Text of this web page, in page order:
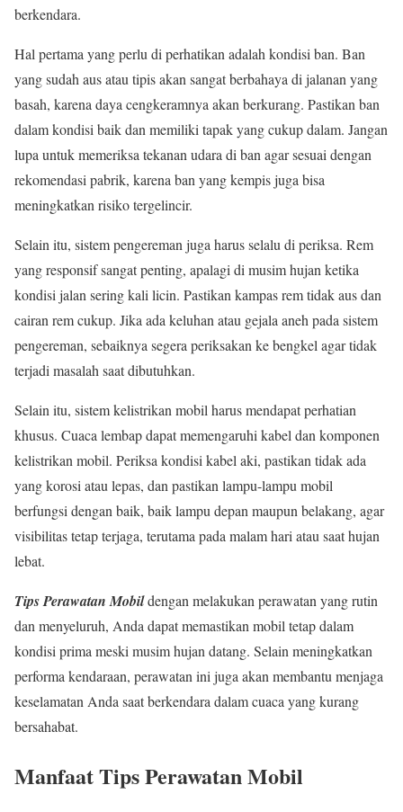
berkendara.
Hal pertama yang perlu di perhatikan adalah kondisi ban. Ban
yang sudah aus atau tipis akan sangat berbahaya di jalanan yang
basah, karena daya cengkeramnya akan berkurang. Pastikan ban
dalam kondisi baik dan memiliki tapak yang cukup dalam. Jangan
lupa untuk memeriksa tekanan udara di ban agar sesuai dengan
rekomendasi pabrik, karena ban yang kempis juga bisa
meningkatkan risiko tergelincir.
Selain itu, sistem pengereman juga harus selalu di periksa. Rem
yang responsif sangat penting, apalagi di musim hujan ketika
kondisi jalan sering kali licin. Pastikan kampas rem tidak aus dan
cairan rem cukup. Jika ada keluhan atau gejala aneh pada sistem
pengereman, sebaiknya segera periksakan ke bengkel agar tidak
terjadi masalah saat dibutuhkan.
Selain itu, sistem kelistrikan mobil harus mendapat perhatian
khusus. Cuaca lembap dapat memengaruhi kabel dan komponen
kelistrikan mobil. Periksa kondisi kabel aki, pastikan tidak ada
yang korosi atau lepas, dan pastikan lampu-lampu mobil
berfungsi dengan baik, baik lampu depan maupun belakang, agar
visibilitas tetap terjaga, terutama pada malam hari atau saat hujan
lebat.
Tips Perawatan Mobildengan melakukan perawatan yang rutin
dan menyeluruh, Anda dapat memastikan mobil tetap dalam
kondisi prima meski musim hujan datang. Selain meningkatkan
performa kendaraan, perawatan ini juga akan membantu menjaga
keselamatan Anda saat berkendara dalam cuaca yang kurang
bersahabat.
Manfaat Tips Perawatan Mobil